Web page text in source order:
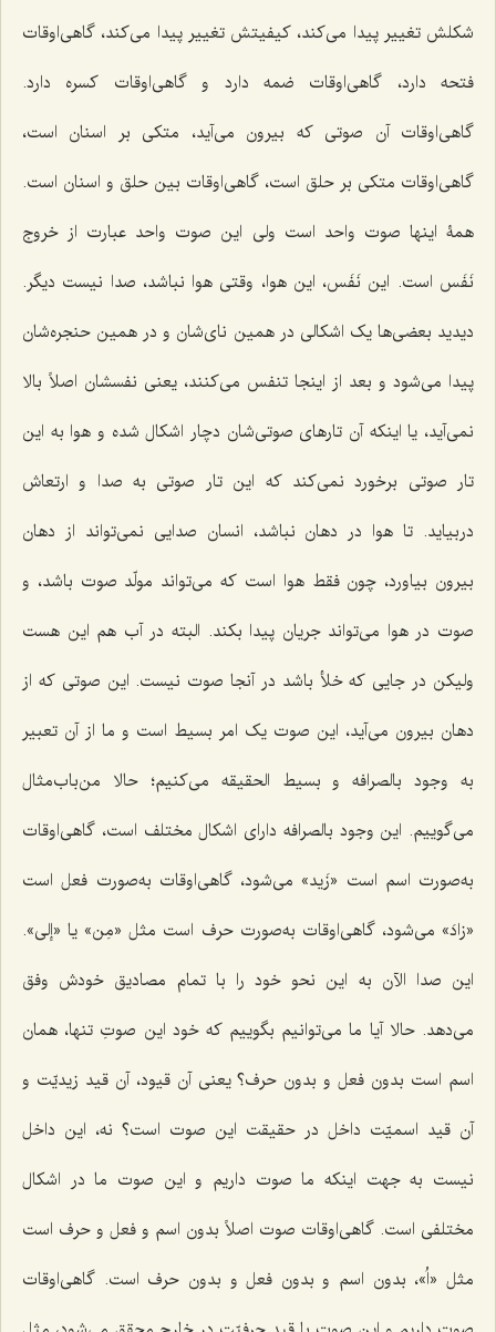
شکلش تغییر پیدا می‌کند، کیفیتش تغییر پیدا می‌کند، گاهى‌اوقات
فتحه دارد، گاهى‌اوقات ضمه دارد و گاهى‌اوقات کسره دارد.
گاهى‌اوقات آن صوتی که بیرون مى‌آید، متکى بر اسنان است،
گاهى‌اوقات متکى بر حلق است، گاهى‌اوقات بین حلق و اسنان است.
همۀ اینها صوت واحد است ولى این صوت واحد عبارت از خروج
نَفَس است. این نَفَس، این هوا، وقتى هوا نباشد، صدا نیست دیگر.
دیدید بعضی‌ها یک اشکالى در همین نای‌شان و در همین حنجره‌شان
پیدا می‌شود و بعد از اینجا تنفس می‌کنند، یعنى نفسشان اصلاً بالا
نمى‌آید، یا اینکه آن تارهاى صوتى‌شان دچار اشکال شده و هوا به این
تار صوتى برخورد نمی‌کند که این تار صوتى به صدا و ارتعاش
دربیاید. تا هوا در دهان نباشد، انسان صدایى نمى‌تواند از دهان
بیرون بیاورد، چون فقط هوا است که می‌تواند مولّد صوت باشد، و
صوت در هوا می‌تواند جریان پیدا بکند. البته در آب هم این هست
ولیکن در جایى که خلأ باشد در آنجا صوت نیست. این صوتی که از
دهان بیرون مى‌آید، این صوت یک امر بسیط است و ما از آن تعبیر
به وجود بالصرافه و بسیط الحقیقه می‌کنیم؛ حالا من‌باب‌مثال
می‌گوییم. این وجود بالصرافه داراى اشکال مختلف است، گاهى‌اوقات
به‌صورت اسم است «زَید» می‌شود، گاهى‌اوقات به‌صورت فعل است
«زادَ» می‌شود، گاهى‌اوقات به‌صورت حرف است مثل «مِن» یا «إلى».
این صدا الآن به این نحو خود را با تمام مصادیق خودش وفق
می‌دهد. حالا آیا ما می‌توانیم بگوییم که خود این صوتِ تنها، همان
اسم است بدون فعل و بدون حرف؟ یعنى آن قیود، آن قید زیدیّت و
آن قید اسمیّت داخل در حقیقت این صوت است؟ نه، این داخل
نیست به جهت اینکه ما صوت داریم و این صوت ما در اشکال
مختلفى است. گاهى‌اوقات صوت اصلاً بدون اسم و فعل و حرف است
مثل «اُ»، بدون اسم و بدون فعل و بدون حرف است. گاهى‌اوقات